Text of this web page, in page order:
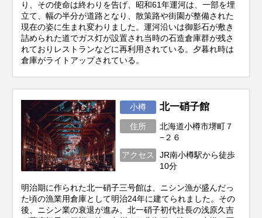
り、その使命は終わりを告げ、昭和61年運河は、一部を埋
立て、幅の半分が道路となり、散策路や街園が整備された
現在の姿に生まれ変わりました。運河沿いは御影石が敷き
詰められた道でガス灯が設置され当時の石造倉庫群が残さ
れておりレストランなどに再利用されている。夕暮れ時は
倉庫がライトアップされている。
小樽 北一硝子館
住所
北海道小樽市堺町７
−２６
アクセス
JR南小樽駅から徒歩
10分
明治期に作られた北一硝子三号館は、ニシン漁が盛んだっ
た頃の漁業用倉庫として明治24年に建てられました。その
後、ニシン業の衰退が進み、北一硝子初代社長の浅原久吉